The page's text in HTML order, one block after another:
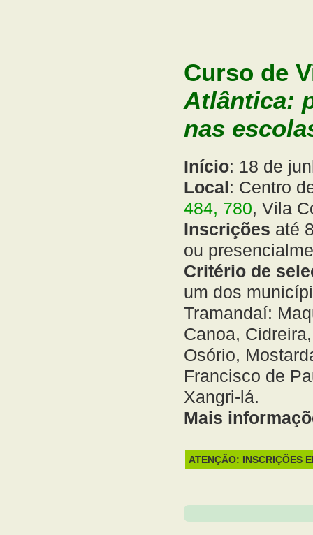
Curso de
Atlântica:
nas
Início: 18 de
Local: Centro
484, 780, Vila
Inscrições até
ou
Critério de
um dos
Tramandaí:
Canoa,
Osório,
Francisco de
Xangri-lá.
Mais
ATENÇÃO: INSCRIÇÕES